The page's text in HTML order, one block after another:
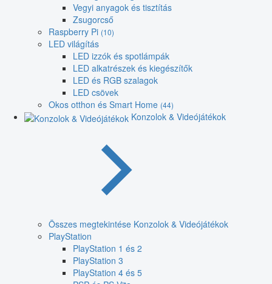
Vegyi anyagok és tisztítás
Zsugorcső
Raspberry Pi (10)
LED világítás
LED izzók és spotlámpák
LED alkatrészek és kiegészítők
LED és RGB szalagok
LED csövek
Okos otthon és Smart Home (44)
Konzolok & Videójátékok
Összes megtekintése Konzolok & Videójátékok
PlayStation
PlayStation 1 és 2
PlayStation 3
PlayStation 4 és 5